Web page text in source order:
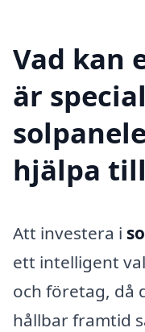
Vad kan
är
hjälpa
Att investera i
ett intelligent
och företag, då
hållbar framtid